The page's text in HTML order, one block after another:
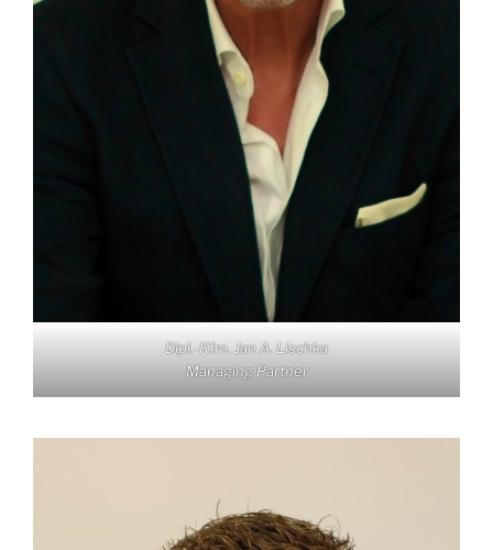
Dipl.-Kfm. Jan A. Lischka
Managing Partner